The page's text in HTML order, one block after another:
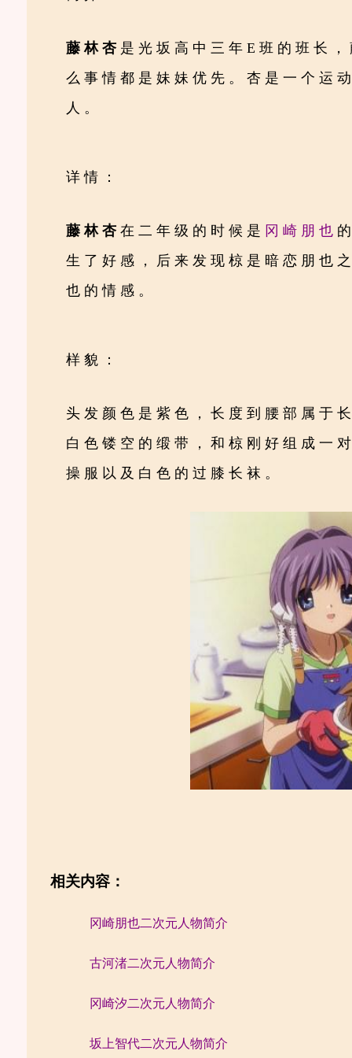
藤林杏 是光坂高中三年E班的班长
么事情都是妹妹优先。杏是一个运
人。
详情：
藤林杏 在二年级的时候是 冈崎朋也
生了好感，后来发现椋是暗恋朋也
也的情感。
样貌：
头发颜色是紫色，长度到腰部属于
白色镂空的缎带，和椋刚好组成一
操服以及白色的过膝长袜。
相关内容：
冈崎朋也二次元人物简介
古河渚二次元人物简介
冈崎汐二次元人物简介
坂上智代二次元人物简介